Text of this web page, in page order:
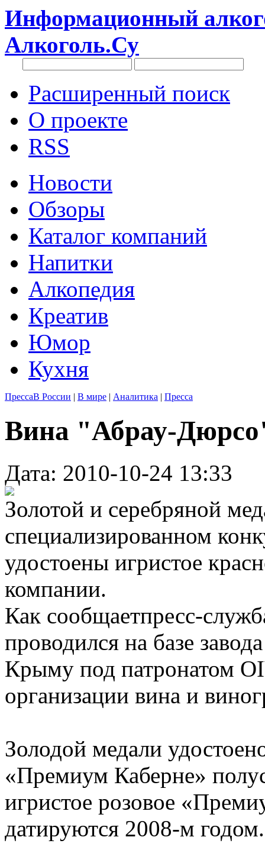
Информационный
Алкоголь.Су
Расширенный поиск
О проекте
RSS
Новости
Обзоры
Каталог компаний
Напитки
Алкопедия
Креатив
Юмор
Кухня
ПрессаВ России | В мире | Аналитика | Пресса
Вина "Абрау-
Дата: 2010-10-24 13:33
Золотой и серебряной
специализированном
удостоены игристое
компании.
Как сообщаетпресс-
проводился на базе
Крыму под патронатом
организации вина и
Золодой медали
«Премиум Каберне»
игристое розовое
датируются 2008-м годом.